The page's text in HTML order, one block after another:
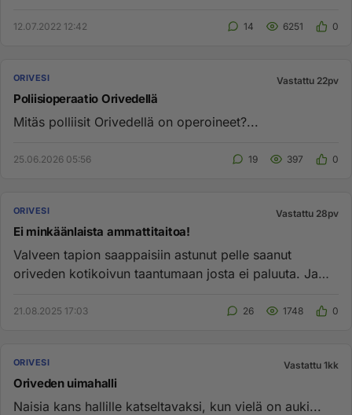
12.07.2022 12:42 14 6251 0
ORIVESI Vastattu 22pv
Poliisioperaatio Orivedellä
Mitäs polliisit Orivedellä on operoineet?...
25.06.2026 05:56 19 397 0
ORIVESI Vastattu 28pv
Ei minkäänlaista ammattitaitoa!
Valveen tapion saappaisiin astunut pelle saanut
oriveden kotikoivun taantumaan josta ei paluuta. Ja
21.08.2025 17:03 26 1748 0
ORIVESI Vastattu 1kk
Oriveden uimahalli
Naisia kans hallille katseltavaksi, kun vielä on auki...